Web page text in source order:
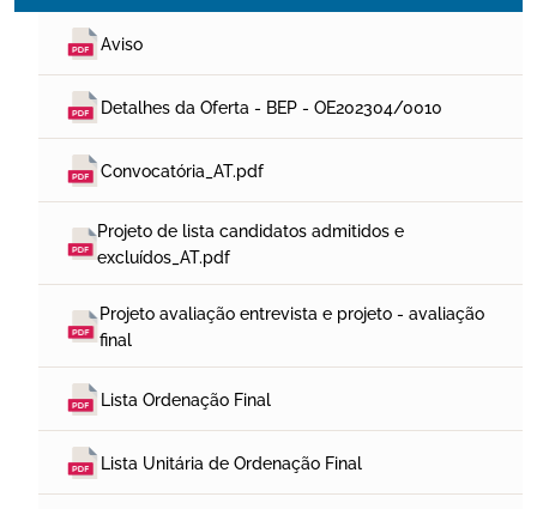
Aviso
Detalhes da Oferta - BEP - OE202304/0010
Convocatória_AT.pdf
Projeto de lista candidatos admitidos e
excluídos_AT.pdf
Projeto avaliação entrevista e projeto - avaliação
final
Lista Ordenação Final
Lista Unitária de Ordenação Final